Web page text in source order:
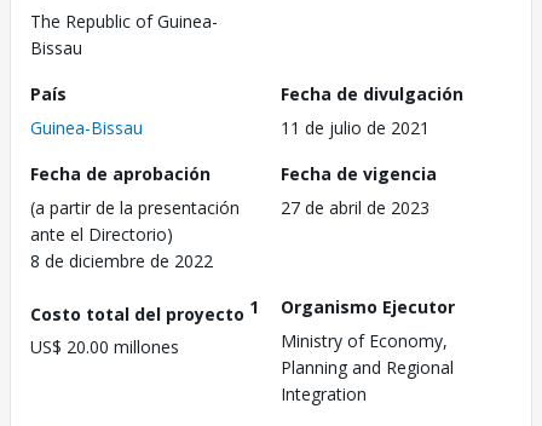
The Republic of Guinea-
Bissau
País
Guinea-Bissau
Fecha de divulgación
11 de julio de 2021
Fecha de aprobación
(a partir de la presentación
ante el Directorio)
8 de diciembre de 2022
Fecha de vigencia
27 de abril de 2023
Costo total del proyecto 1
US$ 20.00 millones
Organismo Ejecutor
Ministry of Economy,
Planning and Regional
Integration